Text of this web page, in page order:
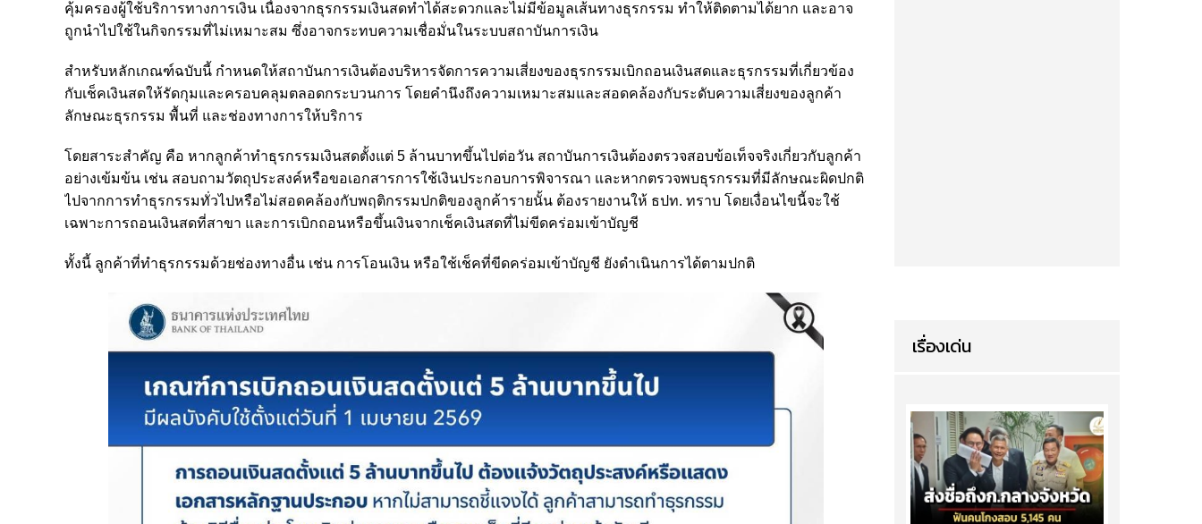
คุ้มครองผู้ใช้บริการทางการเงิน เนื่องจากธุรกรรมเงินสดทำได้สะดวกและไม่มีข้อมูลเส้นทางธุรกรรม ทำให้ติดตามได้ยาก และอาจ
ถูกนำไปใช้ในกิจกรรมที่ไม่เหมาะสม ซึ่งอาจกระทบความเชื่อมั่นในระบบสถาบันการเงิน
สำหรับหลักเกณฑ์ฉบับนี้ กำหนดให้สถาบันการเงินต้องบริหารจัดการความเสี่ยงของธุรกรรมเบิกถอนเงินสดและธุรกรรมที่เกี่ยวข้อง
กับเช็คเงินสดให้รัดกุมและครอบคลุมตลอดกระบวนการ โดยคำนึงถึงความเหมาะสมและสอดคล้องกับระดับความเสี่ยงของลูกค้า
ลักษณะธุรกรรม พื้นที่ และช่องทางการให้บริการ
โดยสาระสำคัญ คือ หากลูกค้าทำธุรกรรมเงินสดตั้งแต่ 5 ล้านบาทขึ้นไปต่อวัน สถาบันการเงินต้องตรวจสอบข้อเท็จจริงเกี่ยวกับลูกค้า
อย่างเข้มข้น เช่น สอบถามวัตถุประสงค์หรือขอเอกสารการใช้เงินประกอบการพิจารณา และหากตรวจพบธุรกรรมที่มีลักษณะผิดปกติ
ไปจากการทำธุรกรรมทั่วไปหรือไม่สอดคล้องกับพฤติกรรมปกติของลูกค้ารายนั้น ต้องรายงานให้ ธปท. ทราบ โดยเงื่อนไขนี้จะใช้
เฉพาะการถอนเงินสดที่สาขา และการเบิกถอนหรือขึ้นเงินจากเช็คเงินสดที่ไม่ขีดคร่อมเข้าบัญชี
ทั้งนี้ ลูกค้าที่ทำธุรกรรมด้วยช่องทางอื่น เช่น การโอนเงิน หรือใช้เช็คที่ขีดคร่อมเข้าบัญชี ยังดำเนินการได้ตามปกติ
เรื่องเด่น